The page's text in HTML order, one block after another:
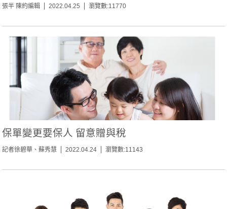
張半 陳約編輯 2022.04.25 瀏覽數:11770
保單變更要保人 留意贈與稅
記者徐碧華、蘇秀慧 2022.04.24 瀏覽數:11143